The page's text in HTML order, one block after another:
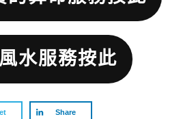
水服務按此
Share